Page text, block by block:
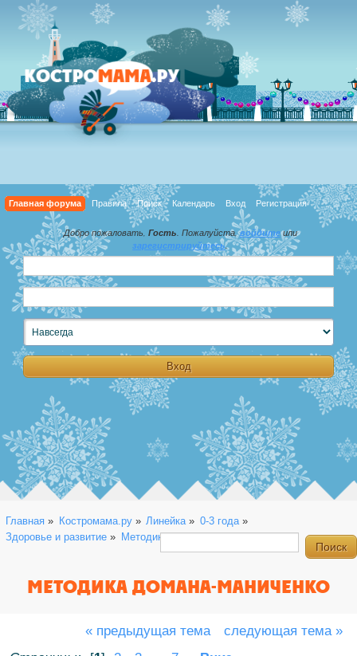
Главная форума Правила Поиск Календарь Вход Регистрация
Добро пожаловать, Гость . Пожалуйста,войдитеили
зарегистрируйтесь.
Главная » Костромама.ру» Линейка » 0-3 года»
Здоровье и развитие » Методика Домана-Маниченко
МЕТОДИКА ДОМАНА-МАНИЧЕНКО
« предыдущая тема
следующая тема »